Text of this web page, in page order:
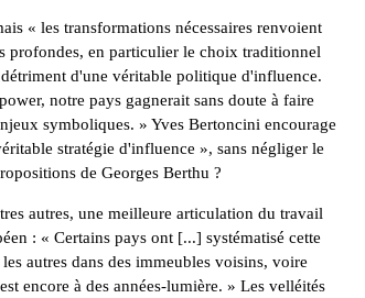
« les transformations nécessaires renvoient
profondes, en particulier le choix traditionnel
d'une véritable politique d'influence.
notre pays gagnerait sans doute à faire
symboliques. » Yves Bertoncini encourage
stratégie d'influence », sans négliger le
de Georges Berthu ?
autres, une meilleure articulation du travail
: « Certains pays ont [...] systématisé cette
autres dans des immeubles voisins, voire
encore à des années-lumière. » Les velléités